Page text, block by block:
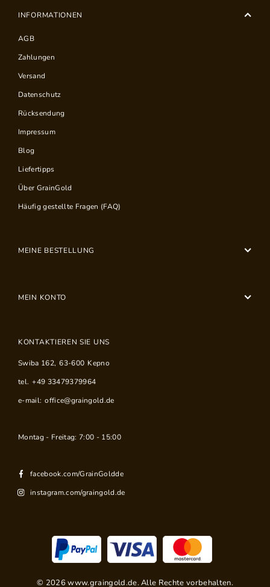
INFORMATIONEN
AGB
Zahlungen
Versand
Datenschutz
Rücksendung
Impressum
Blog
Liefertipps
Über GrainGold
Häufig gestellte Fragen (FAQ)
MEINE BESTELLUNG
MEIN KONTO
KONTAKTIEREN SIE UNS
Swiba 162, 63-600 Kepno
tel. +49 33479379964
e-mail: office@graingold.de
Montag - Freitag: 7:00 - 15:00
facebook.com/GrainGoldde
instagram.com/graingold.de
© 2026 www.graingold.de. Alle Rechte vorbehalten.